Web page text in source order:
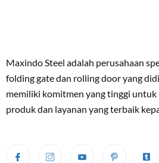
Maxindo Steel adalah perusahaan
folding gate dan rolling door yang
memiliki komitmen yang tinggi
produk dan layanan yang terbaik